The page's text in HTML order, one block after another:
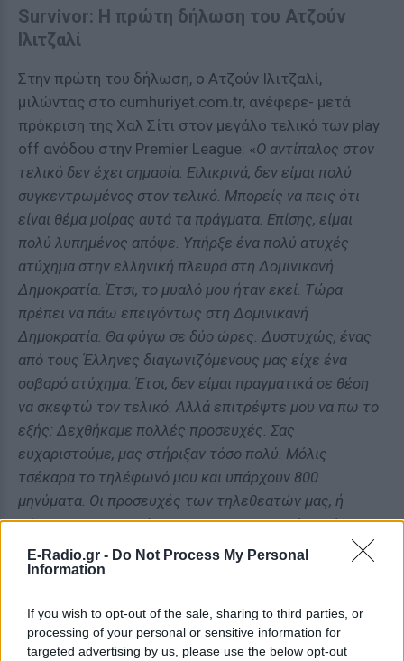
E-Radio.gr - Do Not Process My Personal
Information
If you wish to opt-out of the sale, sharing to third parties, or
processing of your personal or sensitive information for
targeted advertising by us, please use the below opt-out
Survivor: Η πρώτη δήλωση του Ατζούν
Ιλιτζαλί
Στην πρώτη του δήλωση, ο Ατζούν Ιλιτζαλί,
μιλώντας στο cumhuriyet.com.tr, ανέφερε- μετά
πρόκριση της Χαλ Σίτι στον μεγάλο τελικό των play
off ανόδου στην Premier League: «Ο αντίπαλος στον
τελικό δεν έχει σημασία. Ειλικρινά, δεν είμαι πολύ
συγκεντρωμένος στον τελικό. Μπορείς να πεις ότι
είναι θέμα μοίρας αυτά τα πράγματα. Επίσης, είμαι
πολύ λυπημένος απόψε. Υπήρξε ένα πολύ ατυχές
ατύχημα στην ελληνική πλευρά στη Δομινικανή
Δημοκρατία. Έτσι, το μυαλό μου ήταν εκεί. Τώρα
πρέπει να πάω επειγόντως στη Δομινικανή
Δημοκρατία. Θα φύγω σε δύο ώρες. Δυστυχώς, ένας
από τους Έλληνες διαγωνιζόμενους μας είχε ένα
σοβαρό ατύχημα. Έτσι, δεν είμαι πραγματικά σε θέση
να σκεφτώ τον τελικό. Αλλά επιτρέψτε μου να πω το
εξής: Δεχθήκαμε πολλές προσευχές. Σας
ευχαριστούμε, μας στήριξαν τόσο πολύ. Μόλις
τσέκαρα το τηλέφωνό μου και υπάρχουν 800
μηνύματα. Οι προσευχές των τηλεθεατών μας, ή
μάλλον, των πολιτών μας. Σας ευχαριστούμε, είναι
πολύτιμο για εμάς».
ΔΙΑΦΗΜΙΣΗ